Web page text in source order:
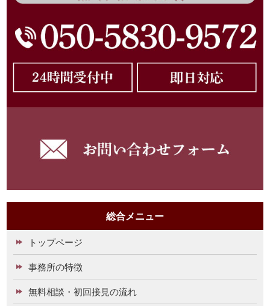
総合メニュー
トップページ
事務所の特徴
無料相談・初回接見の流れ